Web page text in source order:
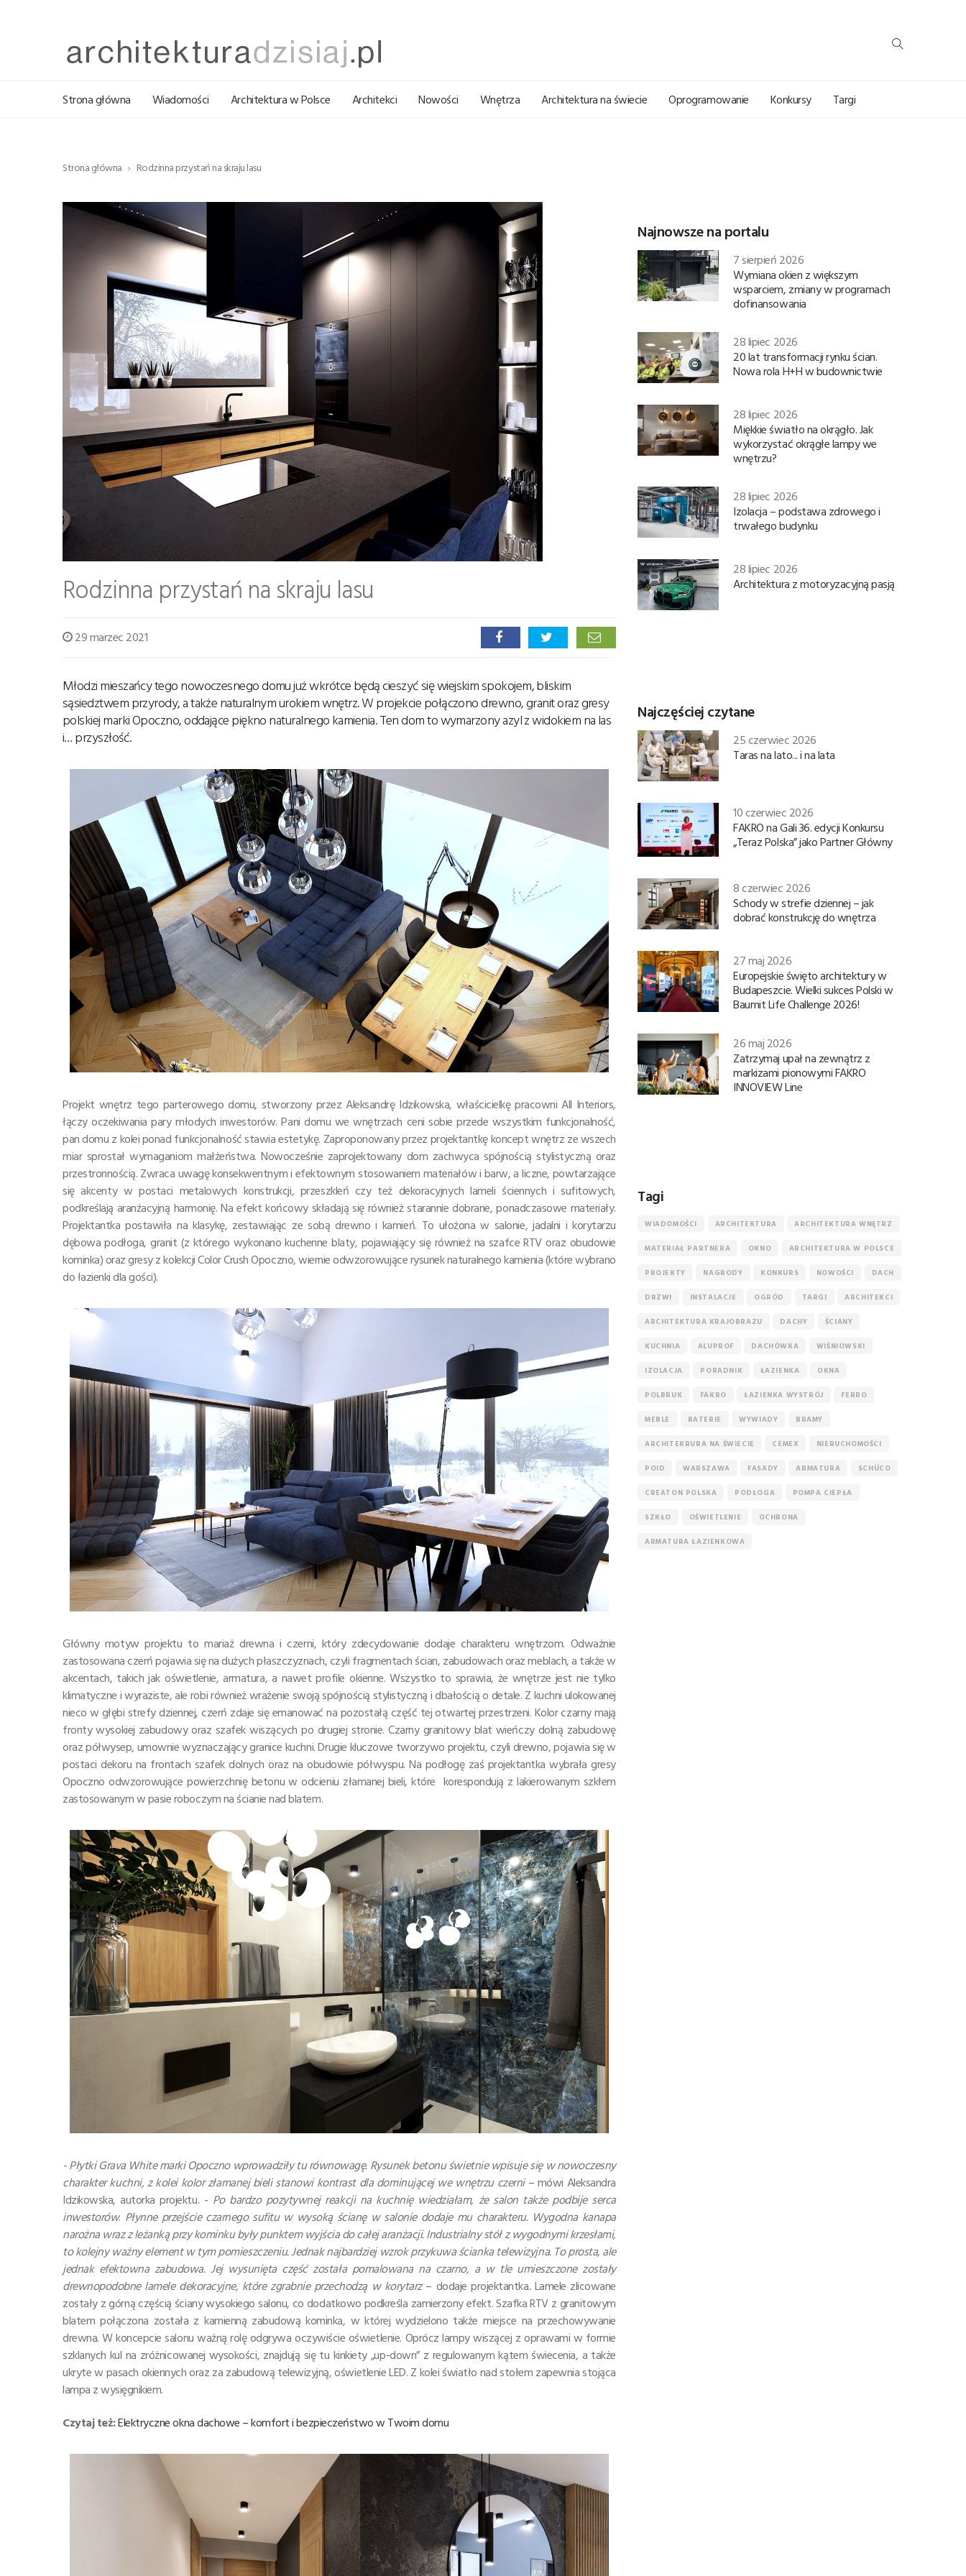
Strona główna Wiadomości Architektura w Polsce Architekci Nowości Wnętrza Architektura na świecie Oprogramowanie Konkursy Targi
Strona główna Rodzinna przystań na skraju lasu
Rodzinna przystań na skraju lasu
29 marzec 2021
Młodzi mieszańcy tego nowoczesnego domu już wkrótce będą cieszyć się wiejskim spokojem, bliskim
sąsiedztwem przyrody, a także naturalnym urokiem wnętrz. W projekcie połączono drewno, granit oraz gresy
polskiej marki Opoczno, oddające piękno naturalnego kamienia. Ten dom to wymarzony azyl z widokiem na las
i… przyszłość.
Projekt wnętrz tego parterowego domu, stworzony przez Aleksandrę Idzikowska, właścicielkę pracowni All Interiors,
łączy oczekiwania pary młodych inwestorów. Pani domu we wnętrzach ceni sobie przede wszystkim funkcjonalność,
pan domu z kolei ponad funkcjonalność stawia estetykę. Zaproponowany przez projektantkę koncept wnętrz ze wszech
miar sprostał wymaganiom małżeństwa. Nowocześnie zaprojektowany dom zachwyca spójnością stylistyczną oraz
przestronnością. Zwraca uwagę konsekwentnym i efektownym stosowaniem materiałów i barw, a liczne, powtarzające
się akcenty w postaci metalowych konstrukcji, przeszkleń czy też dekoracyjnych lameli ściennych i sufitowych,
podkreślają aranżacyjną harmonię. Na efekt końcowy składają się również starannie dobrane, ponadczasowe materiały.
Projektantka postawiła na klasykę, zestawiając ze sobą drewno i kamień. To ułożona w salonie, jadalni i korytarzu
dębowa podłoga, granit (z którego wykonano kuchenne blaty, pojawiający się również na szafce RTV oraz obudowie
kominka) oraz gresy z kolekcji Color Crush Opoczno, wiernie odwzorowujące rysunek naturalnego kamienia (które wybrano
do łazienki dla gości).
Główny motyw projektu to mariaż drewna i czerni, który zdecydowanie dodaje charakteru wnętrzom. Odważnie
zastosowana czerń pojawia się na dużych płaszczyznach, czyli fragmentach ścian, zabudowach oraz meblach, a także w
akcentach, takich jak oświetlenie, armatura, a nawet profile okienne. Wszystko to sprawia, że wnętrze jest nie tylko
klimatyczne i wyraziste, ale robi również wrażenie swoją spójnością stylistyczną i dbałością o detale. Z kuchni ulokowanej
nieco w głębi strefy dziennej, czerń zdaje się emanować na pozostałą część tej otwartej przestrzeni. Kolor czarny mają
fronty wysokiej zabudowy oraz szafek wiszących po drugiej stronie. Czarny granitowy blat wieńczy dolną zabudowę
oraz półwysep, umownie wyznaczający granice kuchni. Drugie kluczowe tworzywo projektu, czyli drewno, pojawia się w
postaci dekoru na frontach szafek dolnych oraz na obudowie półwyspu. Na podłogę zaś projektantka wybrała gresy
Opoczno odwzorowujące powierzchnię betonu w odcieniu złamanej bieli, które korespondują z lakierowanym szkłem
zastosowanym w pasie roboczym na ścianie nad blatem.
- Płytki Grava White marki Opoczno wprowadziły tu równowagę. Rysunek betonu świetnie wpisuje się w nowoczesny
charakter kuchni, z kolei kolor złamanej bieli stanowi kontrast dla dominującej we wnętrzu czerni– mówi Aleksandra
Idzikowska, autorka projektu. - Po bardzo pozytywnej reakcji na kuchnię wiedziałam, że salon także podbije serca
inwestorów. Płynne przejście czarnego sufitu w wysoką ścianę w salonie dodaje mu charakteru. Wygodna kanapa
narożna wraz z leżanką przy kominku były punktem wyjścia do całej aranżacji. Industrialny stół z wygodnymi krzesłami,
to kolejny ważny element w tym pomieszczeniu. Jednak najbardziej wzrok przykuwa ścianka telewizyjna. To prosta, ale
jednak efektowna zabudowa. Jej wysunięta część została pomalowana na czarno, a w tle umieszczone zostały
drewnopodobne lamele dekoracyjne, które zgrabnie przechodzą w korytarz– dodaje projektantka. Lamele zlicowane
zostały z górną częścią ściany wysokiego salonu, co dodatkowo podkreśla zamierzony efekt. Szafka RTV z granitowym
blatem połączona została z kamienną zabudową kominka, w której wydzielono także miejsce na przechowywanie
drewna. W koncepcie salonu ważną rolę odgrywa oczywiście oświetlenie. Oprócz lampy wiszącej z oprawami w formie
szklanych kul na zróżnicowanej wysokości, znajdują się tu kinkiety „up-down” z regulowanym kątem świecenia, a także
ukryte w pasach okiennych oraz za zabudową telewizyjną, oświetlenie LED. Z kolei światło nad stołem zapewnia stojąca
lampa z wysięgnikiem.
Czytaj też:Elektryczne okna dachowe – komfort i bezpieczeństwo w Twoim domu
Najnowsze na portalu
7 sierpień 2026
Wymiana okien z większym
wsparciem, zmiany w programach
dofinansowania
28 lipiec 2026
20 lat transformacji rynku ścian.
Nowa rola H+H w budownictwie
28 lipiec 2026
Miękkie światło na okrągło. Jak
wykorzystać okrągłe lampy we
wnętrzu?
28 lipiec 2026
Izolacja – podstawa zdrowego i
trwałego budynku
28 lipiec 2026
Architektura z motoryzacyjną pasją
Najczęściej czytane
25 czerwiec 2026
Taras na lato... i na lata
10 czerwiec 2026
FAKRO na Gali 36. edycji Konkursu
„Teraz Polska” jako Partner Główny
8 czerwiec 2026
Schody w strefie dziennej – jak
dobrać konstrukcję do wnętrza
27 maj 2026
Europejskie święto architektury w
Budapeszcie. Wielki sukces Polski w
Baumit Life Challenge 2026!
26 maj 2026
Zatrzymaj upał na zewnątrz z
markizami pionowymi FAKRO
INNOVIEW Line
Tagi
WIADOMOŚCI ARCHITEKTURA ARCHITEKTURA WNĘTRZ
MATERIAŁ PARTNERA OKNO ARCHITEKTURA W POLSCE
PROJEKTY NAGRODY KONKURS NOWOŚCI DACH
DRZWI INSTALACJE OGRÓD TARGI ARCHITEKCI
ARCHITEKTURA KRAJOBRAZU DACHY ŚCIANY
KUCHNIA ALUPROF DACHÓWKA WIŚNIOWSKI
IZOLACJA PORADNIK ŁAZIENKA OKNA
POLBRUK FAKRO ŁAZIENKA WYSTRÓJ FERRO
MEBLE BATERIE WYWIADY BRAMY
ARCHITEKRURA NA ŚWIECIE CEMEX NIERUCHOMOŚCI
POID WARSZAWA FASADY ARMATURA SCHÜCO
CREATON POLSKA PODŁOGA POMPA CIEPŁA
SZKŁO OŚWIETLENIE OCHRONA
ARMATURA ŁAZIENKOWA